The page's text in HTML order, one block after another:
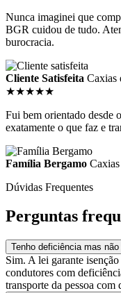
Nunca imaginei que
BGR cuidou de tudo.
burocracia.
Cliente Satisfeita Caxias
★★★★★
Fui bem orientado desde
exatamente o que faz e
Família Bergamo
Dúvidas Frequentes
Perguntas
Tenho deficiência mas
Sim. A lei garante
condutores com
transporte da pessoa com